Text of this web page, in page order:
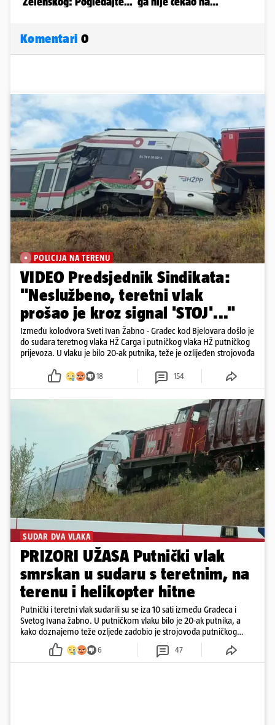
Komentari 0
POLICIJA NA TERENU
VIDEO Predsjednik Sindikata:
"Neslužbeno, teretni vlak
prošao je kroz signal 'STOJ'..."
Između kolodvora Sveti Ivan Žabno - Gradec kod Bjelovara došlo je
do sudara teretnog vlaka HŽ Carga i putničkog vlaka HŽ putničkog
prijevoza. U vlaku je bilo 20-ak putnika, teže je ozlijeđen strojovođa
18 154
SUDAR DVA VLAKA
PRIZORI UŽASA Putnički vlak
smrskan u sudaru s teretnim, na
terenu i helikopter hitne
Putnički i teretni vlak sudarili su se iza 10 sati između Gradeca i
Svetog Ivana žabno. U putničkom vlaku bilo je 20-ak putnika, a
kako doznajemo teže ozljede zadobio je strojovođa putničkog
vlaka. Zatvoren je promet, a fotoreporteri Prigorskog objavili su
prve snimke s mjesta sudara
6 47